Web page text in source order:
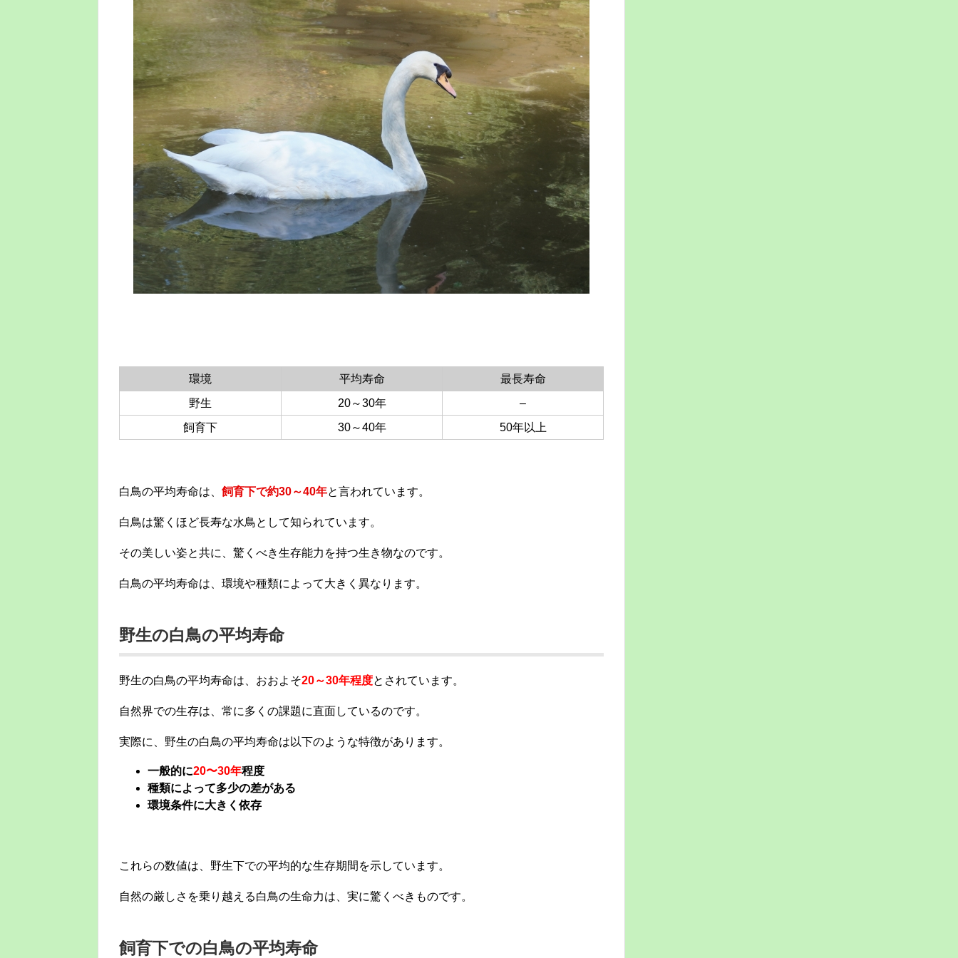
環境 平均寿命
最長寿命
野生
20～30年
–
飼育下
30～40年 50年以上
白鳥の平均寿命は、 飼育下で約30～40年と言われています。
白鳥は驚くほど長寿な水鳥として知られています。
その美しい姿と共に、驚くべき生存能力を持つ生き物なのです。
白鳥の平均寿命は、環境や種類によって大きく異なります。
野生の白鳥の平均寿命
野生の白鳥の平均寿命は、おおよそ20～30年程度とされています。
自然界での生存は、常に多くの課題に直面しているのです。
実際に、野生の白鳥の平均寿命は以下のような特徴があります。
一般的に20〜30年程度
種類によって多少の差がある
環境条件に大きく依存
これらの数値は、野生下での平均的な生存期間を示しています。
自然の厳しさを乗り越える白鳥の生命力は、実に驚くべきものです。
飼育下での白鳥の平均寿命